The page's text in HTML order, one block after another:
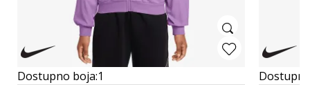
Dostupno boja:1